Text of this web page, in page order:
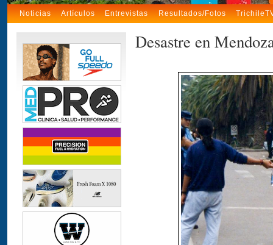
Noticias Artículos Entrevistas Resultados/Fotos
Desastre en